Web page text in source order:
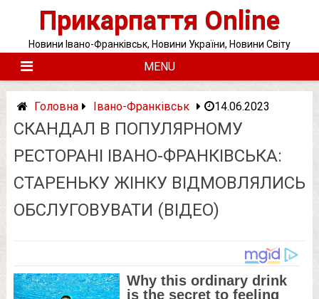
Прикарпаття Online
Новини Івано-Франківськ, Новини України, Новини Світу
MENU
Головна Івано-Франківськ 14.06.2023
СКАНДАЛ В ПОПУЛЯРНОМУ
РЕСТОРАНІ ІВАНО-ФРАНКІВСЬКА:
СТАРЕНЬКУ ЖІНКУ ВІДМОВЛЯЛИСЬ
ОБСЛУГОВУВАТИ (ВІДЕО)